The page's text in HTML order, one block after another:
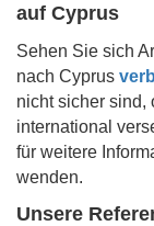
auf Cyprus
Sehen Sie sich
nach Cyprus
nicht sicher sind,
international
für weitere
wenden.
Unsere